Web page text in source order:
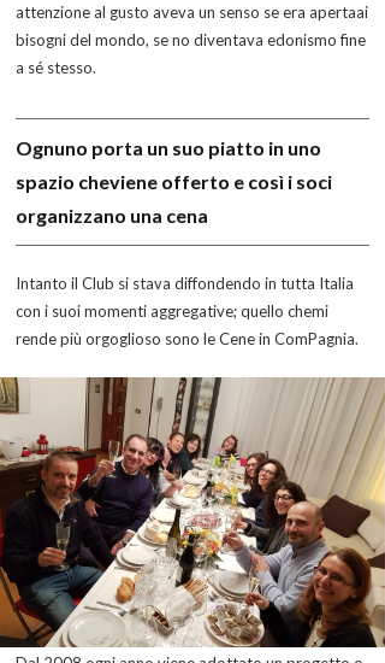
attenzione al gusto aveva un senso se era apertaai
bisogni del mondo, se no diventava edonismo fine
a sé stesso.
Ognuno porta un suo piatto in uno
spazio cheviene offerto e così i soci
organizzano una cena
Intanto il Club si stava diffondendo in tutta Italia
con i suoi momenti aggregative; quello chemi
rende più orgoglioso sono le Cene in ComPagnia.